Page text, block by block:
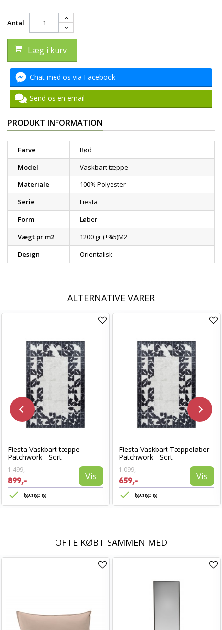
Antal
Læg i kurv
Chat med os via Facebook
Send os en email
PRODUKT INFORMATION
Farve
Rød
Model
Vaskbart tæppe
Materiale
100% Polyester
Serie
Fiesta
Form
Løber
Vægt pr m2
1200 gr (±%5)M2
Design
Orientalisk
ALTERNATIVE VARER
Fiesta Vaskbart tæppe
Patchwork - Sort
1.499,-
899,- Vis
Tilgængelig
Fiesta Vaskbart Tæppeløber
Patchwork - Sort
1.099,-
659,- Vis
Tilgængelig
OFTE KØBT SAMMEN MED